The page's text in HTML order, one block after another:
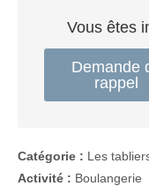
Vous êtes
Demande
rappel
Catégorie : Les
Activité : Boulangerie